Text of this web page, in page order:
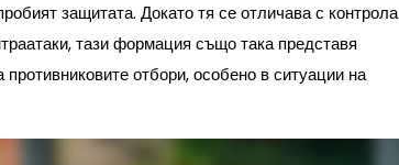
защитата. Докато тя се отличава с контрола
тази формация също така представя
отбори, особено в ситуации на